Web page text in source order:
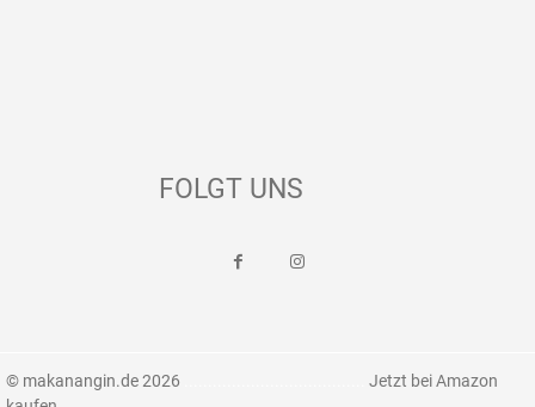
FOLGT UNS
© makanangin.de 2026
Jetzt bei Amazon